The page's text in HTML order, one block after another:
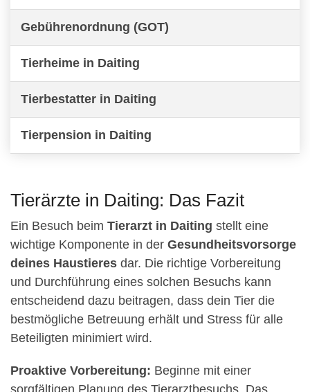
Gebührenordnung (GOT)
Tierheime in Daiting
Tierbestatter in Daiting
Tierpension in Daiting
Tierärzte in Daiting: Das Fazit
Ein Besuch beim Tierarzt in Daiting stellt eine
wichtige Komponente in der Gesundheitsvorsorge
deines Haustieres dar. Die richtige Vorbereitung
und Durchführung eines solchen Besuchs kann
entscheidend dazu beitragen, dass dein Tier die
bestmögliche Betreuung erhält und Stress für alle
Beteiligten minimiert wird.
Proaktive Vorbereitung: Beginne mit einer
sorgfältigen Planung des Tierarztbesuchs. Das